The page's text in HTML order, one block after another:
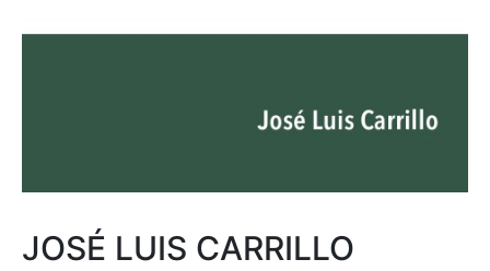
JOSÉ LUIS CARRILLO